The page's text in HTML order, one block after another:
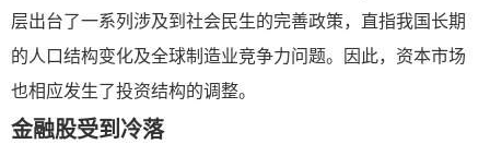
层出台了一系列涉及到社会民生的完善政策，直指我国长期
的人口结构变化及全球制造业竞争力问题。因此，资本市场
也相应发生了投资结构的调整。
金融股受到冷落